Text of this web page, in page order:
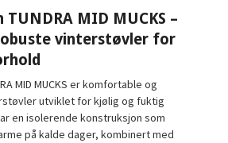
MID MUCKS –
vinterstøvler for
MID MUCKS er komfortable og
utviklet for kjølig og fuktig
en isolerende konstruksjon som
på kalde dager, kombinert med